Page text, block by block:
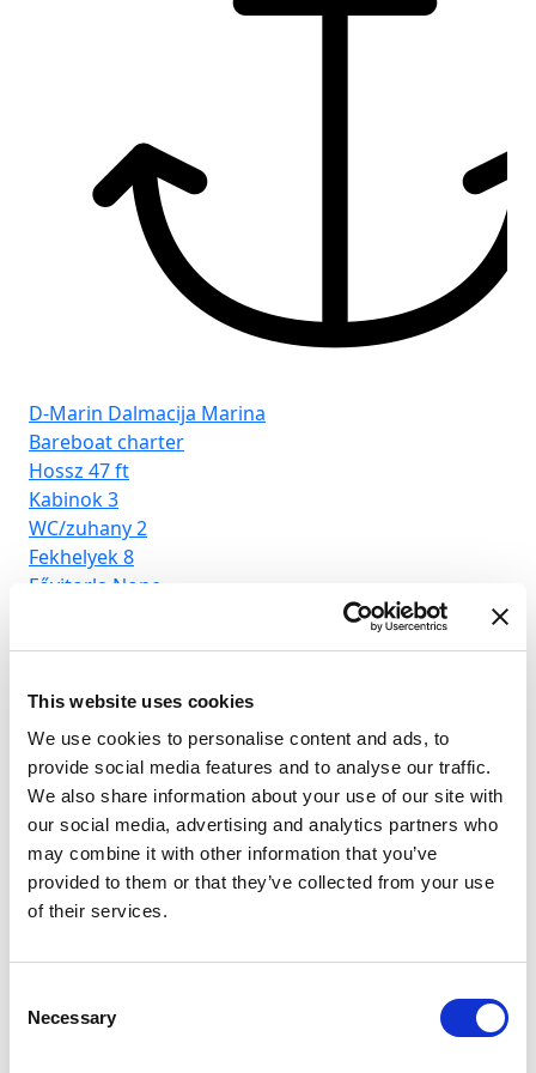
This website uses cookies
We use cookies to personalise content and ads, to
provide social media features and to analyse our traffic.
We also share information about your use of our site with
our social media, advertising and analytics partners who
may combine it with other information that you’ve
provided to them or that they’ve collected from your use
of their services.
Selection
Necessary
D-Marin Dalmacija Marina
Bareboat charter
Hossz 47 ft
Kabinok3
WC/zuhany2
Fekhelyek8
Fővitorla None